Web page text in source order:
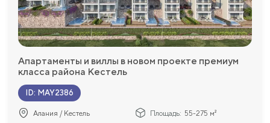
Апартаменты и виллы в новом проекте премиум
класса района Кестель
ID: MAY2386
Алания / Кестель Площадь: 55-275 м²